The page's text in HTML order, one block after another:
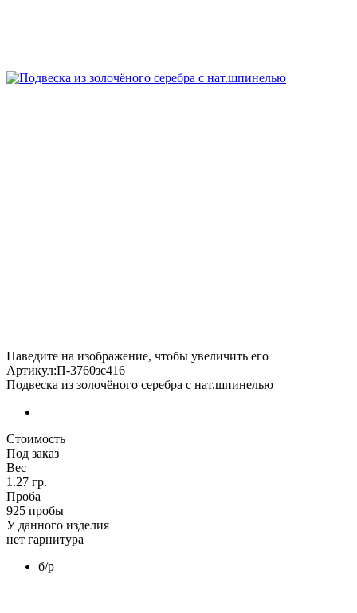
Наведите на изображение, чтобы увеличить его
Артикул:П-3760зс416
Подвеска из золочёного серебра с нат.шпинелью
Стоимость
Под заказ
Вес
1.27 гр.
Проба
925 пробы
У данного изделия
нет гарнитура
б/р